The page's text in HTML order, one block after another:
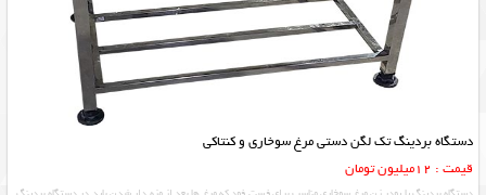
دستگاه بردینگ تک لگن دستی مرغ سوخاری و کنتاکی
قیمت : 12میلیون تومان